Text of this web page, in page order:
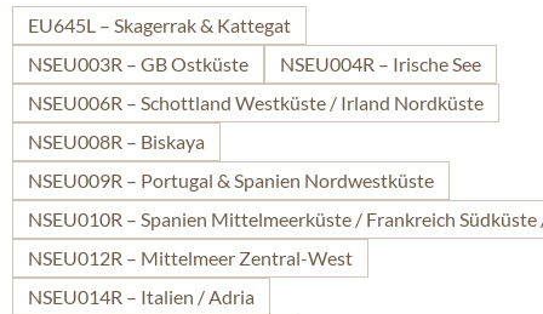
EU645L – Skagerrak & Kattegat
NSEU003R – GB Ostküste
NSEU004R – Irische See
NSEU006R – Schottland Westküste / Irland Nordküste
NSEU008R – Biskaya
NSEU009R – Portugal & Spanien Nordwestküste
NSEU010R – Spanien Mittelmeerküste / Frankreich
NSEU012R – Mittelmeer Zentral-West
NSEU014R – Italien / Adria